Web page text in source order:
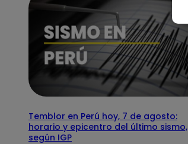
Temblor en Perú hoy, 7 de agosto:
horario y epicentro del último sismo,
según IGP